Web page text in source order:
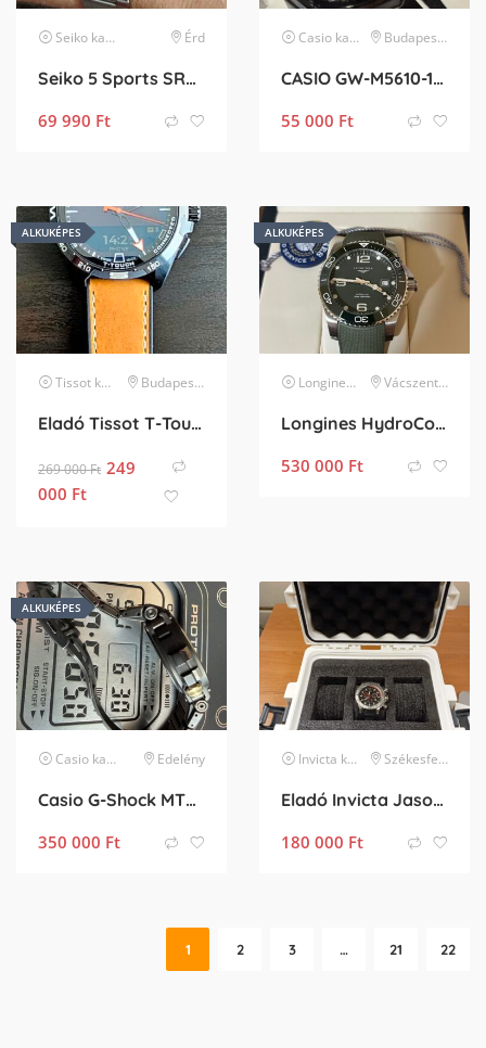
Seiko karóra Érd
Seiko 5 Sports SRPD51K1 Automata
69 990 Ft
Casio karóra Budapest XX. kerület
CASIO GW-M5610-1ER
55 000 Ft
ALKUKÉPES
Tissot karóra Budapest XVII. kerület
Eladó Tissot T-Touch Connect Solar 47.5 mm fekete férfi karóra – 3 gyári szíj, töltő
269 000Ft 249
000 Ft
ALKUKÉPES
Longines karóraVácszentlászló
Longines HydroConquest 41 mm automata, zöld, full set
530 000 Ft
ALKUKÉPES
Casio karóra Edelény
Casio G-Shock MTG-B1000DCM limitált
350 000 Ft
Invicta karóra Székesfehérvár
Eladó Invicta Jason Taylor 19575 karóra díszdobozban
180 000 Ft
1 2 3 … 21 22